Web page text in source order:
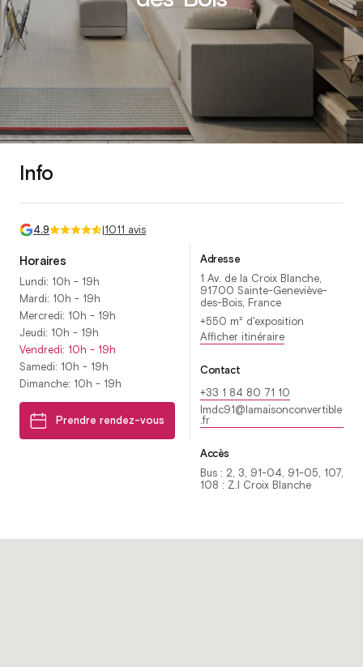
Info
4.9 |1011 avis
Horaires
Lundi: 10h - 19h
Mardi: 10h - 19h
Mercredi: 10h - 19h
Jeudi: 10h - 19h
Vendredi: 10h - 19h
Samedi: 10h - 19h
Dimanche: 10h - 19h
Prendre rendez-vous
Contact
+33 1 84 80 71 10
lmdc91@lamaisonconvertible
.fr
Adresse
1 Av. de la Croix Blanche,
91700 Sainte-Geneviève-
des-Bois, France
+550 m² d'exposition
Afficher itinéraire
Accès
Bus : 2, 3, 91-04, 91-05, 107,
108 : Z.I Croix Blanche